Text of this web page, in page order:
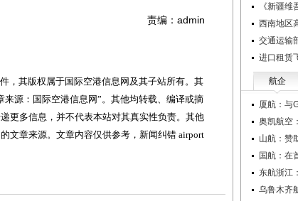
责编：admin
其版权属于国际空港信息网及其子站所有。其
源：国际空港信息网”。其他均转载、编译或摘
更多信息，并不代表本站对其真实性负责。其他
文章来源。文章内容仅供参考，新闻纠错 airport
《新疆
西南地区
交通运输
进口租赁
航企
厦航：与
奥凯航空
山航：赞
国航：在
东航浙江
乌鲁木齐